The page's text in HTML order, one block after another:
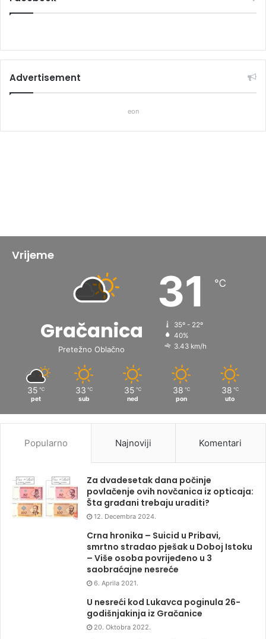
Advertisement
eon
Vrijeme
Gračanica
Pretežno Oblačno
31 ℃
35º - 22º
40%
3.43 km/h
35 ℃
pet
33 ℃
sub
35 ℃
ned
38 ℃
pon
38 ℃
uto
Popularno Najnoviji Komentari
Za dvadesetak dana počinje
povlačenje ovih novčanica iz opticaja:
Šta građani trebaju uraditi?
12. Decembra 2024.
Crna hronika – Suicid u Pribavi,
smrtno stradao pješak u Doboj Istoku
– Više osoba povrijeđeno u 3
saobraćajne nesreće
6. Aprila 2021.
U nesreći kod Lukavca poginula 26-
godišnjakinja iz Gračanice
20. Oktobra 2022.